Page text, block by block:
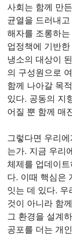
사회는 함께 만
균열을 드러내
해자를 조롱하
업정책에 기반
냉소의 대상이
의 구성원으로
함께 나아갈 목
있다. 공동의 지
어질 뿐 함께 매
그렇다면 우리
는가. 지금 우리
체제를 업데이트
다. 이때 핵심은
잇는 데 있다. 우
것이 아니라 함
그 환경을 설계
공포를 더는 개